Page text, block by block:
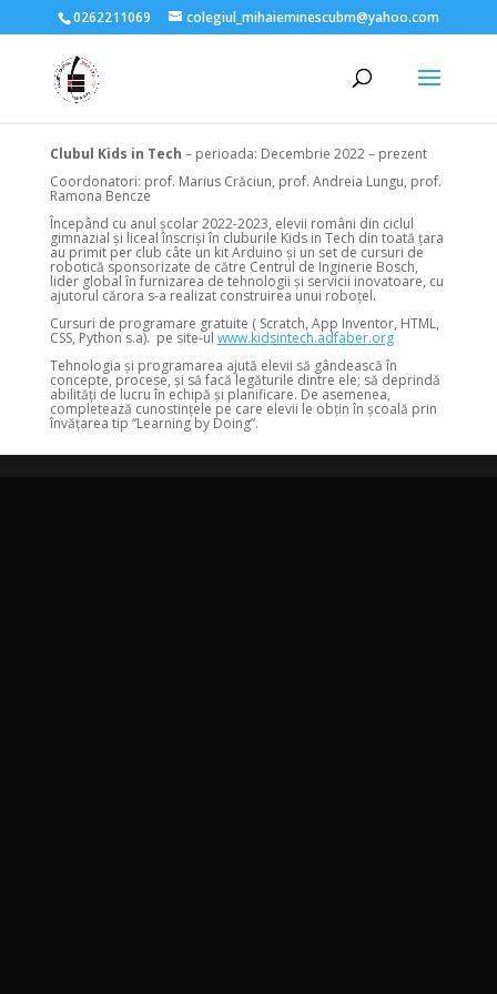
0262211069 colegiul_mihaieminescubm@yahoo.com
Clubul Kids in Tech – perioada: Decembrie 2022 – prezent
Coordonatori: prof. Marius Crăciun, prof. Andreia Lungu, prof.
Ramona Bencze
Începând cu anul școlar 2022-2023, elevii români din ciclul
gimnazial și liceal înscriși în cluburile Kids in Tech din toată țara
au primit per club câte un kit Arduino și un set de cursuri de
robotică sponsorizate de către Centrul de Inginerie Bosch,
lider global în furnizarea de tehnologii și servicii inovatoare, cu
ajutorul cărora s-a realizat construirea unui roboțel.
Cursuri de programare gratuite ( Scratch, App Inventor, HTML,
CSS, Python s.a). pe site-ul www.kidsintech.adfaber.org
Tehnologia și programarea ajută elevii să gândească în
concepte, procese, și să facă legăturile dintre ele; să deprindă
abilități de lucru în echipă și planificare. De asemenea,
completează cunostințele pe care elevii le obțin în școală prin
învățarea tip “Learning by Doing”.